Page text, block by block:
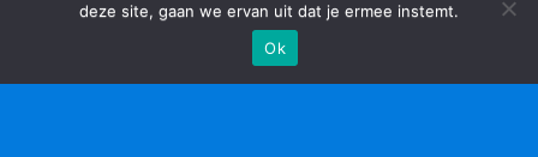
deze site, gaan we ervan uit dat je ermee instemt.
Ok